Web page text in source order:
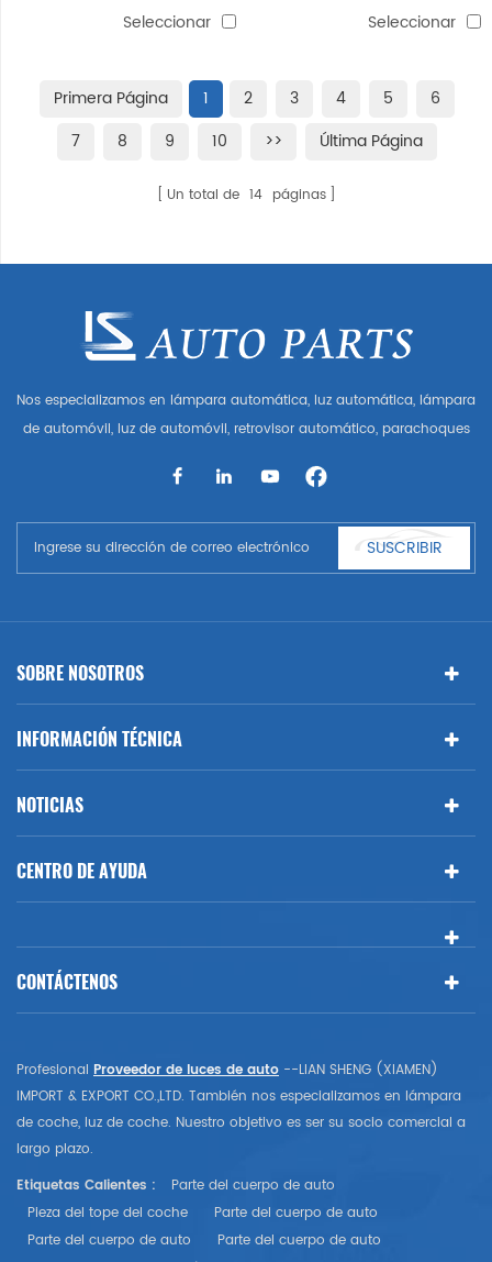
Seleccionar Seleccionar
Primera Página 1 2 3 4 5
6
7
8 9 10 >> Última Página
Un total de 14 páginas
Nos especializamos en lámpara automática, luz automática, lámpara
de automóvil, luz de automóvil, retrovisor automático, parachoques
automático, parte del cuerpo automática, etc. y accesorios de
Benz, BMW
SUSCRIBIR
SOBRE NOSOTROS
INFORMACIÓN TÉCNICA
NOTICIAS
CENTRO DE AYUDA
CONTÁCTENOS
Profesional Proveedor de luces de auto --LIAN SHENG (XIAMEN)
IMPORT & EXPORT CO.,LTD. También nos especializamos en lámpara
de coche, luz de coche. Nuestro objetivo es ser su socio comercial a
largo plazo.
Etiquetas Calientes :
Parte del cuerpo de auto
Pieza del tope del coche
Parte del cuerpo de auto
Parte del cuerpo de auto
Parte del cuerpo de auto